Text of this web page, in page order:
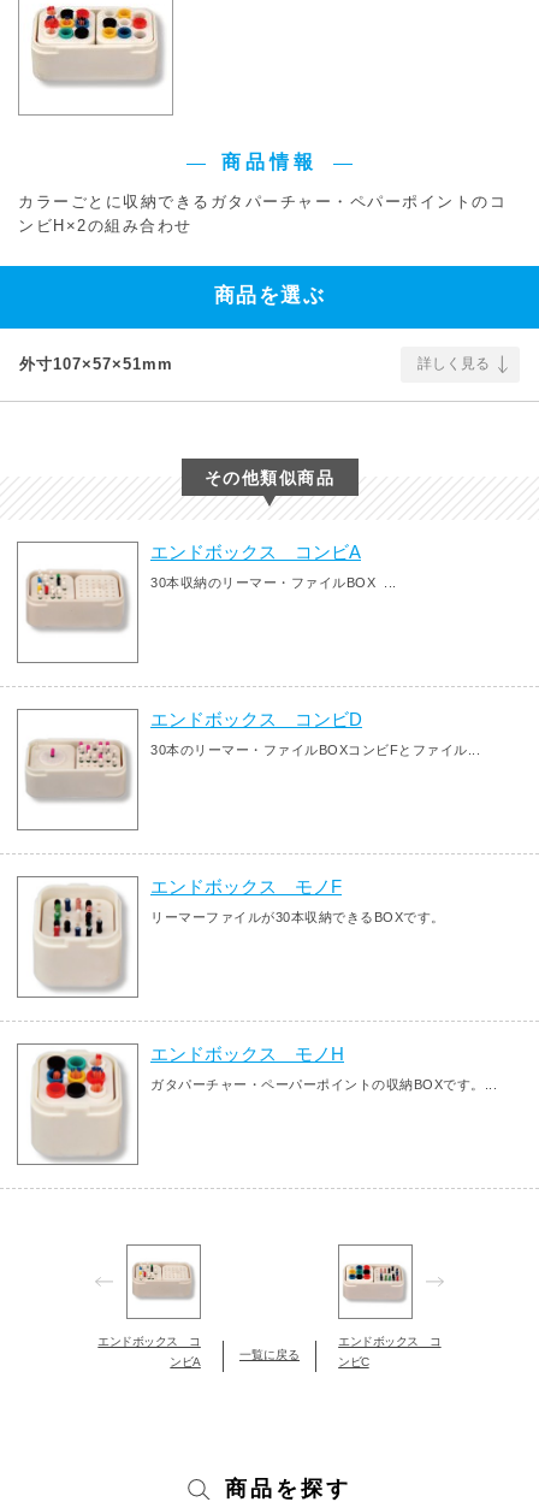
商品情報
カラーごとに収納できるガタパーチャー・ペパーポイントのコ
ンビH×2の組み合わせ
商品を選ぶ
外寸107×57×51mm 詳しく見る
その他類似商品
エンドボックス コンビA
30本収納のリーマー・ファイルBOX ...
エンドボックス コンビD
30本のリーマー・ファイルBOXコンビFとファイル...
エンドボックス モノF
リーマーファイルが30本収納できるBOXです。
エンドボックス モノH
ガタパーチャー・ペーパーポイントの収納BOXです。...
エンドボックス コ
ンビA
一覧に戻る
エンドボックス コ
ンビC
商品を探す